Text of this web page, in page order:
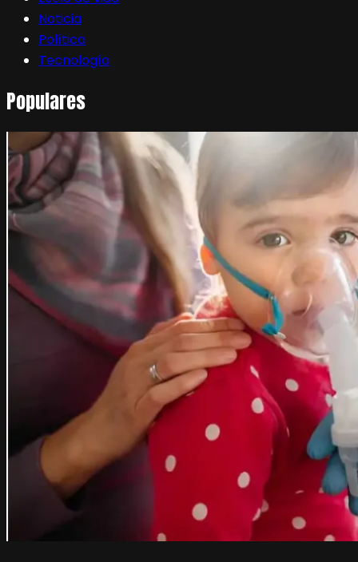
Noticia
Política
Tecnología
Populares